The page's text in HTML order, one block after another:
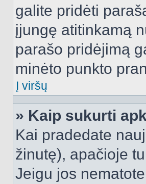
galite pridėti
įjungę atitinkamą
parašo pridėjimą
minėto punkto
Į viršų
» Kaip sukurti
Kai pradedate
žinutę), apačioje
Jeigu jos